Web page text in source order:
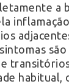
a
são
habitual,